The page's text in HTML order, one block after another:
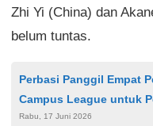
Zhi Yi (China) dan
belum tuntas.
Perbasi Panggil Empat
Campus League untuk
Timnas Basket Putri
Rabu, 17 Juni 2026